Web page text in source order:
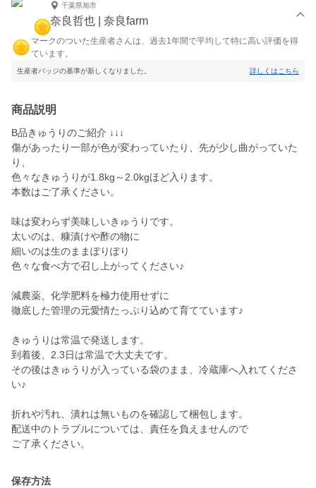
千葉県旭市
奈良哲也 | 奈良farm
マークのついた生産者さんは、過去1年間で平均して特に高い評価を得
ています。
生産者バッジの基準が新しくなりました。 詳しくはこちら
商品説明
B品きゅうりのご紹介 ↓↓↓
傷があったり一部が色が変わっていたり、先が少し曲がっていた
り、
色々なきゅうりが1.8kg～2.0kgほど入ります。
本数はご了承ください。
味は変わらず美味しいきゅうりです。
太いのは、糠漬けや酢の物に
細いのは生のままぽりぽり
色々な食べ方で召し上がってください♪
減農薬、化学肥料を極力使用せずに
徹底した管理の元愛情たっぷり込めて育てています♪
きゅうりは常温で発送します。
到着後、2.3日は常温で大丈夫です。
その後はきゅうりが入っている袋のまま、冷蔵庫へ入れてくださ
い♪
折れや汚れ、潰れは無いものを確認して梱包します。
配送中のトラブルについては、責任を負えませんので
ご了承ください。
保存方法